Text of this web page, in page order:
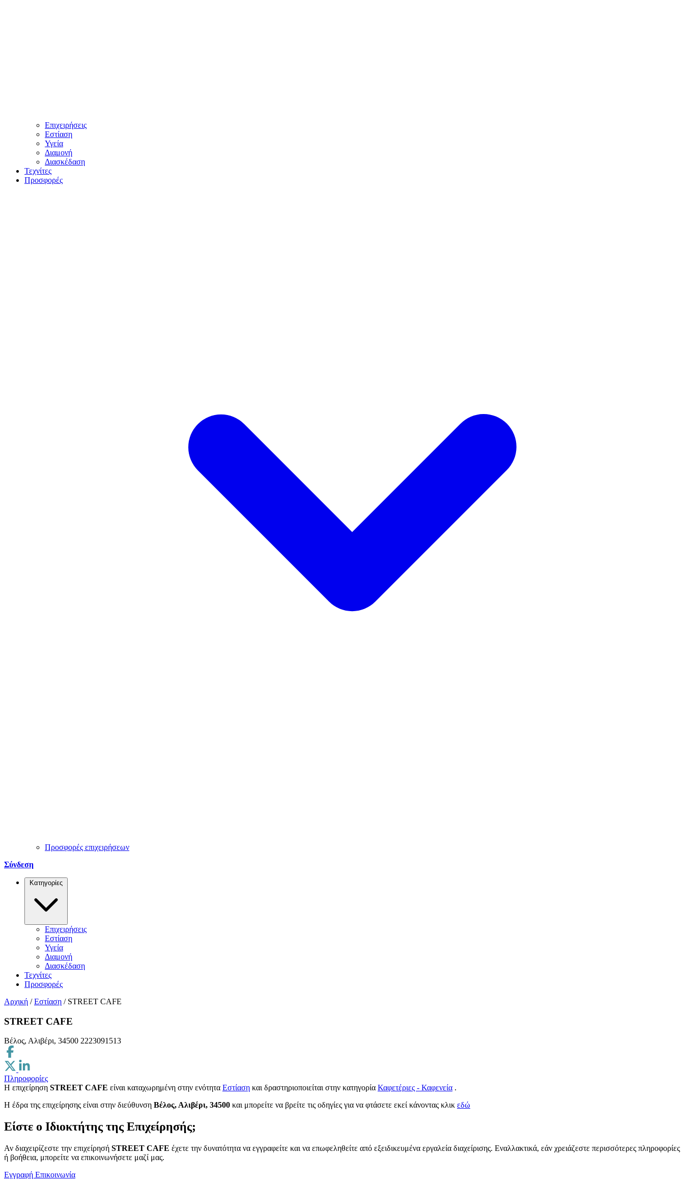
Επιχειρήσεις
Εστίαση
Υγεία
Διαμονή
Διασκέδαση
Τεχνίτες
Προσφορές
Προσφορές επιχειρήσεων
Σύνδεση
Κατηγορίες
Επιχειρήσεις
Εστίαση
Υγεία
Διαμονή
Διασκέδαση
Τεχνίτες
Προσφορές
Αρχική / Εστίαση / STREET CAFE
STREET CAFE
Βέλος, Αλιβέρι, 34500 2223091513
Πληροφορίες
Η επιχείρηση STREET CAFE είναι καταχωρημένη στην ενότητα Εστίαση και δραστηριοποιείται στην κατηγορία Καφετέριες - Καφενεία .
H έδρα της επιχείρησης είναι στην διεύθυνση Βέλος, Αλιβέρι, 34500 και μπορείτε να βρείτε τις οδηγίες για να φτάσετε εκεί κάνοντας κλικ εδώ
Είστε ο Ιδιοκτήτης της Επιχείρησής;
Αν διαχειρίζεστε την επιχείρησή STREET CAFE έχετε την δυνατότητα να εγγραφείτε και να επωφεληθείτε από εξειδικευμένα εργαλεία διαχείρισης. Εναλλακτικά, εάν χρειάζεστε περισσότερες πληροφορίες
ή βοήθεια, μπορείτε να επικοινωνήσετε μαζί μας.
Εγγραφή Επικοινωνία